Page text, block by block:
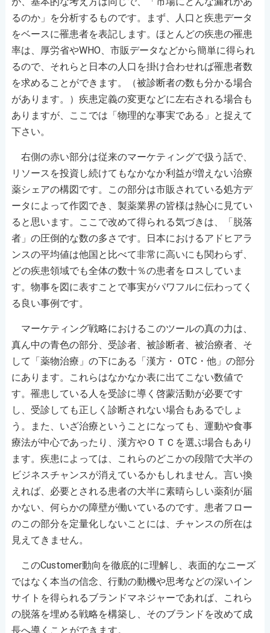
るのか」を分析するものです。まず、人口と疾患データ
をベースに罹患者を表記します。ほとんどの疾患の罹患
率は、厚労省やWHO、市販データなどから簡単に得られ
るので、それらと日本の人口を掛け合わせれば罹患者数
を求めることができます。（被診断者の数も分かる場合
があります。）疾患定義の変更などに左右される場合も
ありますが、ここでは「物理的な事実である」と捉えて
下さい。
右側の赤い部分は従来のマーケティングで扱う話で、
リソースを投資し続けてもなかなか利益が増えない治療
薬シェアの構図です。この部分は市販されている処方デ
ータによって作図でき、製薬業界の皆様は熱心に見てい
ると思います。ここで改めて得られる気づきは、「脱落
者」の圧倒的な数の多さです。日本におけるアドヒアラ
ンスの平均値は他国と比べて非常に高いにも関わらず、
どの疾患領域でも全体の数十％の患者をロスしていま
す。物事を図に表すことで事実がパワフルに伝わってく
る良い事例です。
マーケティング戦略におけるこのツールの真の力は、
真ん中の青色の部分、受診者、被診断者、被治療者、そ
して「薬物治療」の下にある「漢方・ OTC・他」の部分
にあります。これらはなかなか表に出てこない数値で
す。罹患している人を受診に導く啓蒙活動が必要です
し、受診しても正しく診断されない場合もあるでしょ
う。また、いざ治療ということになっても、運動や食事
療法が中心であったり、漢方やＯＴＣを選ぶ場合もあり
ます。疾患によっては、これらのどこかの段階で大半の
ビジネスチャンスが消えているかもしれません。言い換
えれば、必要とされる患者の大半に素晴らしい薬剤が届
かない、何らかの障壁が働いているのです。患者フロー
のこの部分を定量化しないことには、チャンスの所在は
見えてきません。
このCustomer動向を徹底的に理解し、表面的なニーズ
ではなく本当の信念、行動の動機や思考などの深いイン
サイトを得られるブランドマネジャーであれば、これら
の脱落を埋める戦略を構築し、そのブランドを改めて成
長へ導くことができます。